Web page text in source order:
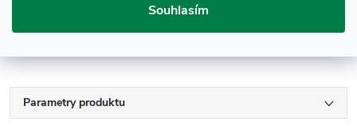
Souhlasím
Parametry produktu